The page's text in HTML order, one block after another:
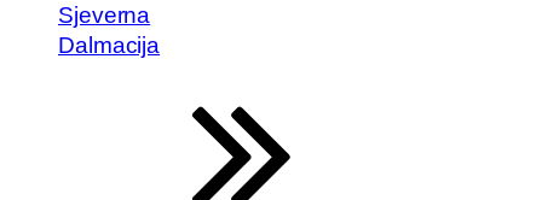
Sjeverna
Dalmacija